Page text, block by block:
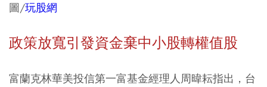
圖/玩股網
政策放寬引發資金棄中小股轉權值股
富蘭克林華美投信第一富基金經理人周暐耘指出，台